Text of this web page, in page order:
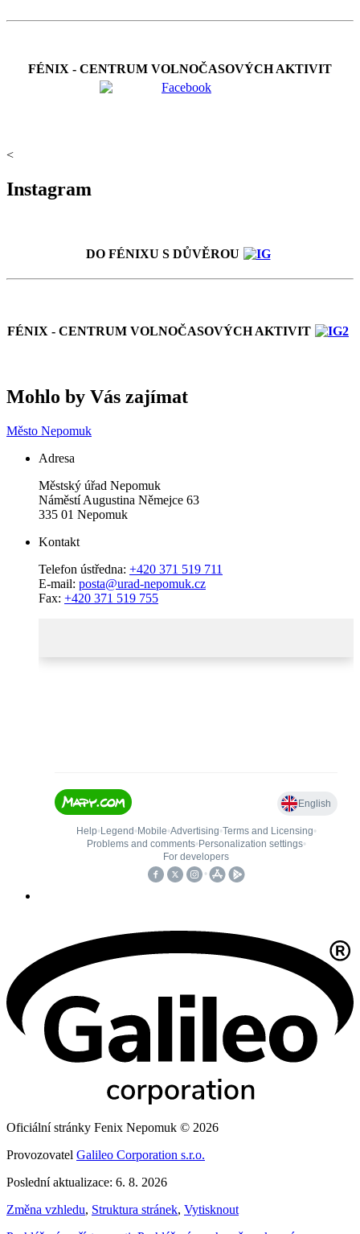
FÉNIX - CENTRUM VOLNOČASOVÝCH AKTIVIT
<
Instagram
DO FÉNIXU S DŮVĚROU
FÉNIX - CENTRUM VOLNOČASOVÝCH AKTIVIT
Mohlo by Vás zajímat
Město Nepomuk
Adresa
Městský úřad Nepomuk
Náměstí Augustina Němejce 63
335 01 Nepomuk
Kontakt
Telefon ústředna: +420 371 519 711
E-mail: posta@urad-nepomuk.cz
Fax: +420 371 519 755
Oficiální stránky Fenix Nepomuk © 2026
Provozovatel Galileo Corporation s.r.o.
Poslední aktualizace: 6. 8. 2026
Změna vzhledu, Struktura stránek, Vytisknout